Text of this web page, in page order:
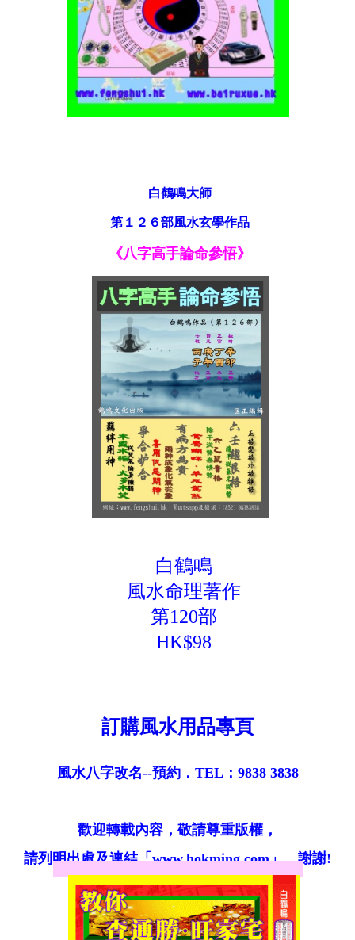
白鶴鳴大師
第１２６部風水玄學作品
《八字高手論命參悟》
白鶴鳴
風水命理著作
第120部
HK$98
訂購風水用品專頁
風水八字改名--預約．TEL：9838 3838
歡迎轉載內容，敬請尊重版權，
請列明出處及連結「www.hokming.com」，謝謝!